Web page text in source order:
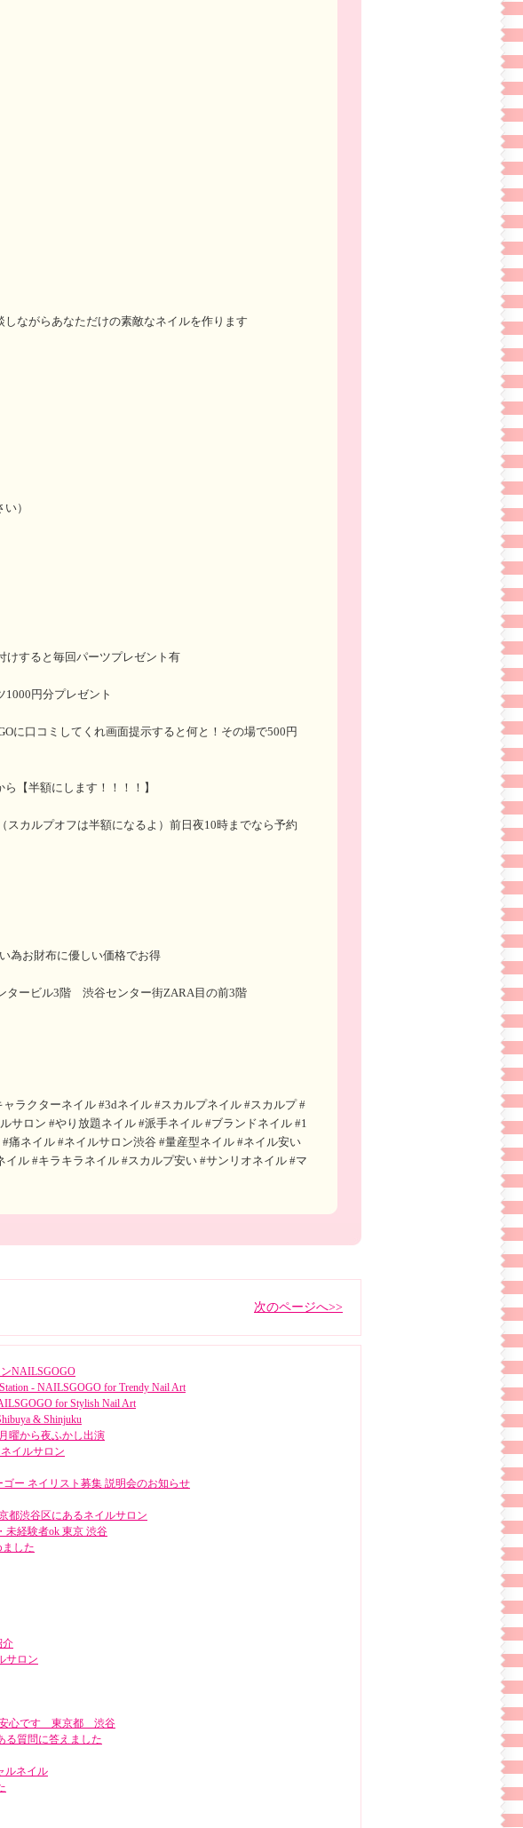
ながらあなただけの素敵なネイルを作ります
）
けすると毎回パーツプレゼント有
円分プレゼント
に口コミしてくれ画面提示すると何と！その場で500円
【半額にします！！！！】
カルプオフは半額になるよ）前日夜10時までなら予約
為お財布に優しい価格でお得
タービル3階 渋谷センター街ZARA目の前3階
ラクターネイル #3dネイル #スカルプネイル #スカルプ #
サロン #やり放題ネイル #派手ネイル #ブランドネイル #1
ネイル #ネイルサロン渋谷 #量産型ネイル #ネイル安い
ル #キラキラネイル #スカルプ安い #サンリオネイル #マ
次のページへ>>
NAILSGOGO
- NAILSGOGO for Trendy Nail Art
for Stylish Nail Art
& Shinjuku
曜から夜ふかし出演
イルサロン
ー ネイリスト募集 説明会のお知らせ
都渋谷区にあるネイルサロン
未経験者ok 東京 渋谷
した
介
サロン
安心です 東京都 渋谷
る質問に答えました
ルネイル